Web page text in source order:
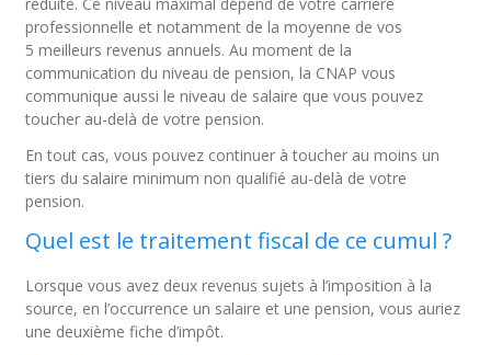
professionnelle et notamment de la moyenne de vos
5 meilleurs revenus annuels. Au moment de la
communication du niveau de pension, la CNAP vous
communique aussi le niveau de salaire que vous pouvez
toucher au-delà de votre pension.
En tout cas, vous pouvez continuer à toucher au moins un
tiers du salaire minimum non qualifié au-delà de votre
pension.
Quel est le traitement fiscal de ce cumul ?
Lorsque vous avez deux revenus sujets à l’imposition à la
source, en l’occurrence un salaire et une pension, vous auriez
une deuxième fiche d’impôt.